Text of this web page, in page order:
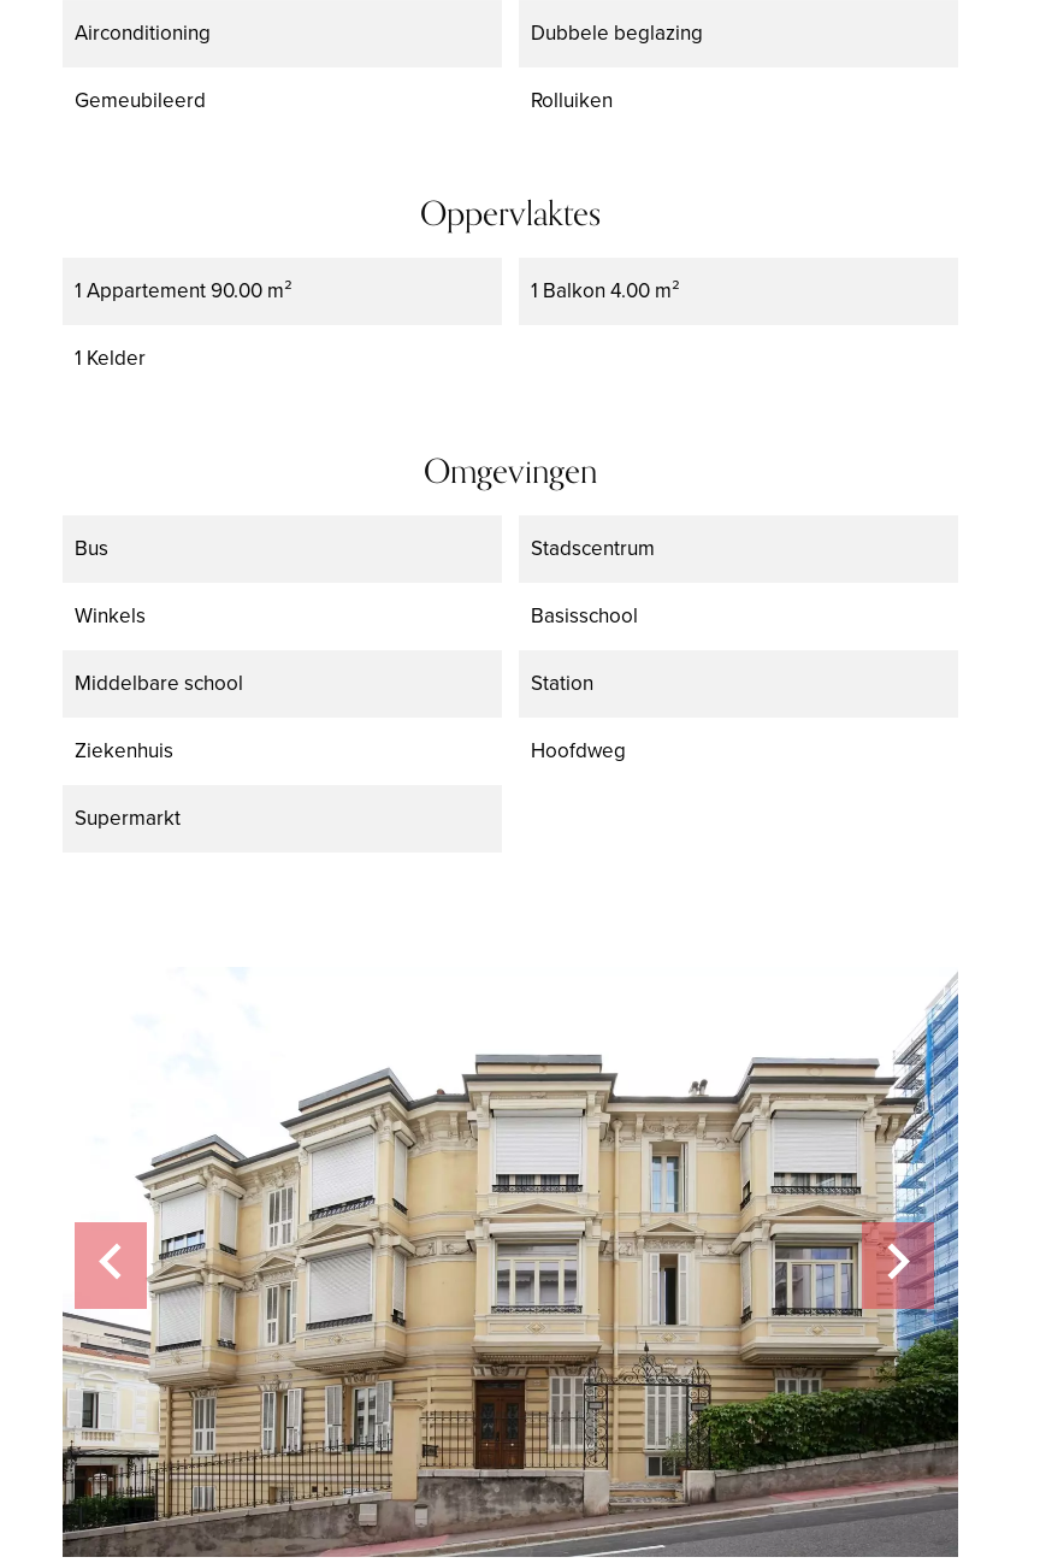
Airconditioning Dubbele beglazing
Gemeubileerd Rolluiken
Oppervlaktes
1 Appartement90.00 m² 1 Balkon4.00 m²
1 Kelder
Omgevingen
Bus Stadscentrum
Winkels Basisschool
Middelbare school Station
Ziekenhuis Hoofdweg
Supermarkt